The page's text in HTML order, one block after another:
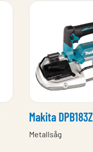
Makita DPB183Z
Metallsåg